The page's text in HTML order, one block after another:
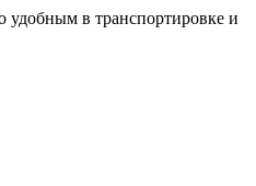
удобным в транспортировке и